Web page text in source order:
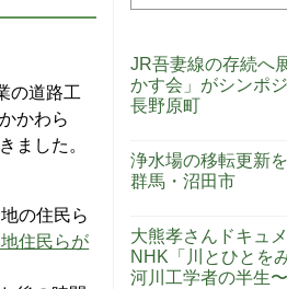
の道路工
かわら
ました。
の住民ら
住民らが
JR吾妻線の存続へ
かす会」がシンポ
長野原町
浄水場の移転更新
群馬・沼田市
大熊孝さんドキュ
NHK「川とひとを
河川工学者の半生〜